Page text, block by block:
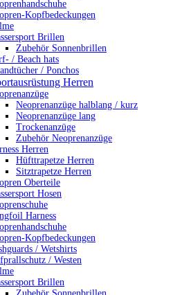
Kopfbedeckungen
Brillen
Zubehör Sonnenbrillen
/ Beach hats
/ Ponchos
Herren
Neoprenanzüge halblang / kurz
Neoprenanzüge lang
Trockenanzüge
Zubehör Neoprenanzüge
Herren
Hüfttrapetze Herren
Sitztrapetze Herren
Oberteile
Hosen
Harness
Kopfbedeckungen
/ Wetshirts
/ Westen
Brillen